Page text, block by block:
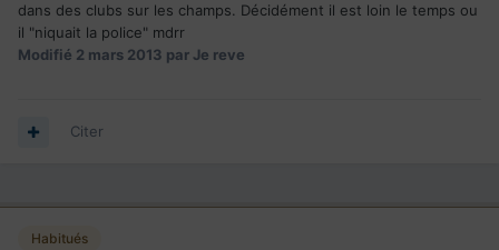
dans des clubs sur les champs. Décidément il est loin le temps ou
il "niquait la police" mdrr
Modifié 2 mars 2013 par Je reve
Citer
Habitués